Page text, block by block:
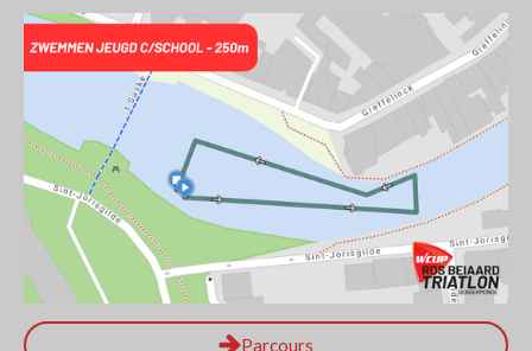
Parcours